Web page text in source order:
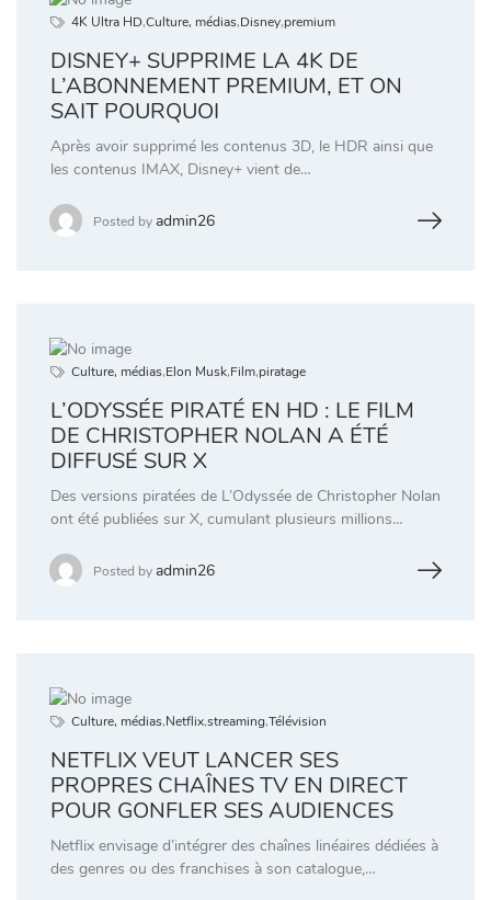
4K Ultra HD,Culture, médias,Disney,premium
DISNEY+ SUPPRIME LA 4K DE
L’ABONNEMENT PREMIUM, ET ON
SAIT POURQUOI
Après avoir supprimé les contenus 3D, le HDR ainsi que
les contenus IMAX, Disney+ vient de…
Posted by admin26
Culture, médias,Elon Musk,Film,piratage
L’ODYSSÉE PIRATÉ EN HD : LE FILM
DE CHRISTOPHER NOLAN A ÉTÉ
DIFFUSÉ SUR X
Des versions piratées de L’Odyssée de Christopher Nolan
ont été publiées sur X, cumulant plusieurs millions…
Posted by admin26
Culture, médias,Netflix,streaming,Télévision
NETFLIX VEUT LANCER SES
PROPRES CHAÎNES TV EN DIRECT
POUR GONFLER SES AUDIENCES
Netflix envisage d’intégrer des chaînes linéaires dédiées à
des genres ou des franchises à son catalogue,…